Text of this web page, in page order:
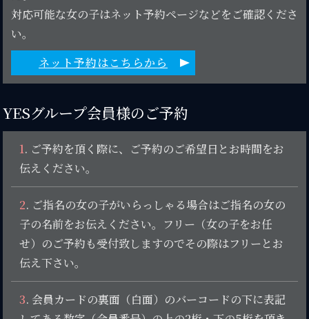
対応可能な女の子はネット予約ページなどをご確認くださ
い。
ネット予約はこちらから
YESグループ会員様のご予約
1. ご予約を頂く際に、ご予約のご希望日とお時間をお
伝えください。
2. ご指名の女の子がいらっしゃる場合はご指名の女の
子の名前をお伝えください。フリー（女の子をお任
せ）のご予約も受付致しますのでその際はフリーとお
伝え下さい。
3. 会員カードの裏面（白面）のバーコードの下に表記